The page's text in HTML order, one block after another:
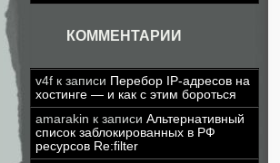
КОММЕНТАРИИ
v4f к записи Перебор IP-адресов на
хостинге — и как с этим бороться
amarakin к записи Альтернативный
список заблокированных в РФ
ресурсов Re:filter